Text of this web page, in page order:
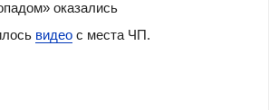
оказались
видеос места ЧП.